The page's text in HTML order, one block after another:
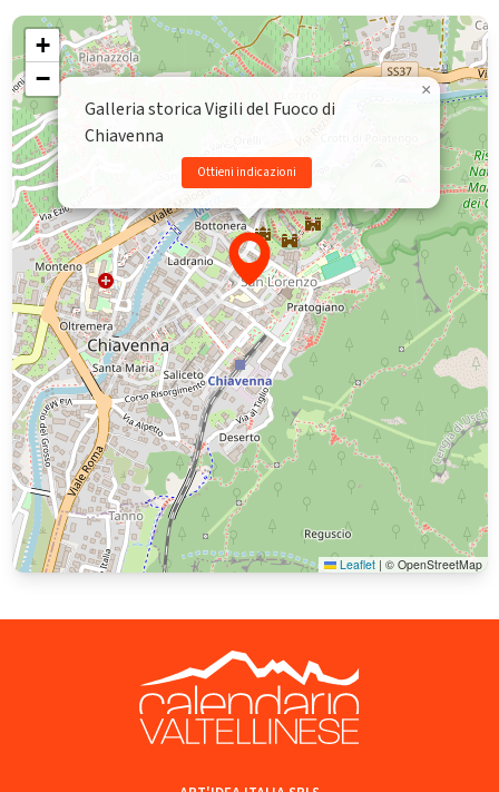
Galleria storica Vigili del Fuoco di
Chiavenna
Ottieni indicazioni
×
+
−
Leaflet | © OpenStreetMap